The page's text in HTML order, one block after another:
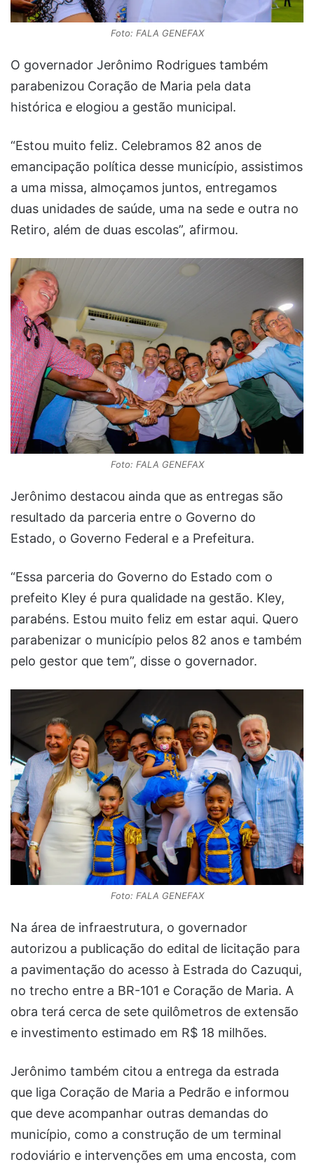
Foto: FALA GENEFAX
O governador Jerônimo Rodrigues também
parabenizou Coração de Maria pela data
histórica e elogiou a gestão municipal.
“Estou muito feliz. Celebramos 82 anos de
emancipação política desse município, assistimos
a uma missa, almoçamos juntos, entregamos
duas unidades de saúde, uma na sede e outra no
Retiro, além de duas escolas”, afirmou.
Foto: FALA GENEFAX
Jerônimo destacou ainda que as entregas são
resultado da parceria entre o Governo do
Estado, o Governo Federal e a Prefeitura.
“Essa parceria do Governo do Estado com o
prefeito Kley é pura qualidade na gestão. Kley,
parabéns. Estou muito feliz em estar aqui. Quero
parabenizar o município pelos 82 anos e também
pelo gestor que tem”, disse o governador.
Foto: FALA GENEFAX
Na área de infraestrutura, o governador
autorizou a publicação do edital de licitação para
a pavimentação do acesso à Estrada do Cazuqui,
no trecho entre a BR-101 e Coração de Maria. A
obra terá cerca de sete quilômetros de extensão
e investimento estimado em R$ 18 milhões.
Jerônimo também citou a entrega da estrada
que liga Coração de Maria a Pedrão e informou
que deve acompanhar outras demandas do
município, como a construção de um terminal
rodoviário e intervenções em uma encosta, com